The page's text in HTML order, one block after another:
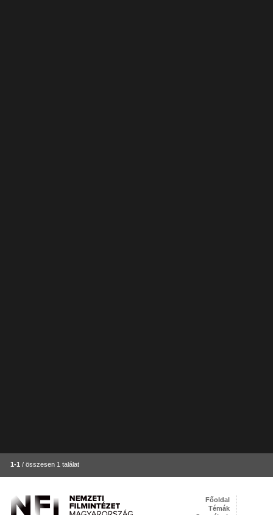
1-1 / összesen 1 találat
Főoldal
Témák